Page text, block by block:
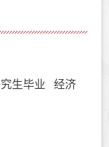
生毕业 经济